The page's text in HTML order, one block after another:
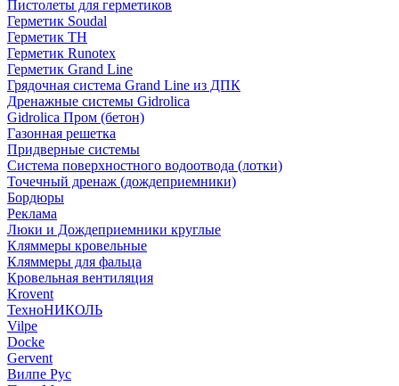
Пистолеты для герметиков
Герметик Soudal
Герметик ТН
Герметик Runotex
Герметик Grand Line
Грядочная система Grand Line из ДПК
Дренажные системы Gidrolica
Gidrolica Пром (бетон)
Газонная решетка
Придверные системы
Система поверхностного водоотвода (лотки)
Точечный дренаж (дождеприемники)
Бордюры
Рекламa
Люки и Дождеприемники круглые
Кляммеры кровельные
Кляммеры для фальца
Кровельная вентиляция
Krovent
ТехноНИКОЛЬ
Vilpe
Docke
Gervent
Вилпе Рус